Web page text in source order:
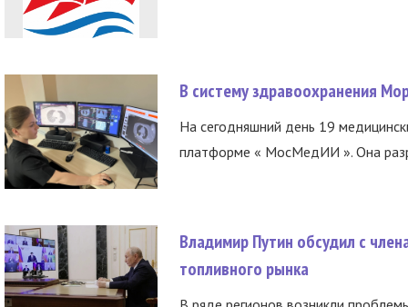
В систему здравоохранения
На сегодняшний день 19
платформе « МосМедИИ ». Она
Владимир Путин обсудил с
топливного рынка